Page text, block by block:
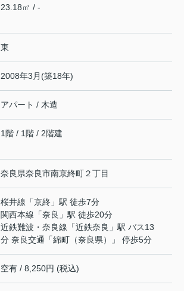
23.18㎡ / -
東
2008年3月(築18年)
アパート / 木造
1階 / 1階 / 2階建
奈良県奈良市南京終町２丁目
桜井線 「京終 」駅 徒歩7分
関西本線 「奈良 」駅 徒歩20分
近鉄難波・奈良線 「近鉄奈良 」駅 バス13
分 奈良交通「綿町（奈良県）」 停歩5分
空有 / 8,250円 (税込)